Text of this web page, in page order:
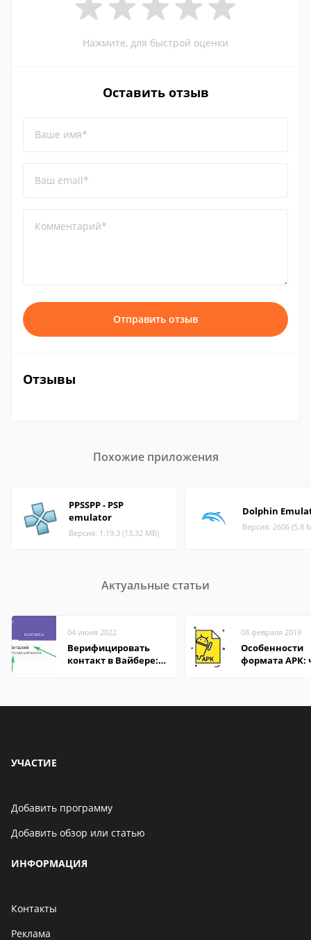
Нажмите, для быстрой оценки
Оставить отзыв
Ваше имя*
Ваш email*
Комментарий*
Отправить отзыв
Отзывы
Похожие приложения
PPSSPP - PSP
emulator
Версия: 1.19.3 (13.32 МБ)
Dolphin
Версия: 2606 (5.8
Актуальные статьи
04 июня 2022
Верифицировать
контакт в Вайбере:
08 февраля 2019
Особенности
формата APK:
УЧАСТИЕ
Добавить программу
Добавить обзор или статью
ИНФОРМАЦИЯ
Контакты
Реклама